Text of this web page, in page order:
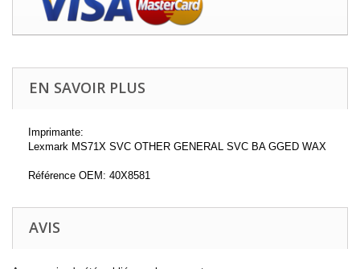
EN SAVOIR PLUS
Imprimante:
Lexmark MS71X SVC OTHER GENERAL SVC BA GGED WAX
Référence OEM: 40X8581
AVIS